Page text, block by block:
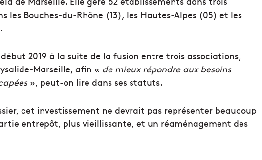
les Bouches-du-Rhône (13), les Hautes-Alpes (05) et les
2019 à la suite de la fusion entre trois associations,
Marseille, afin « de mieux répondre aux besoins
», peut-on lire dans ses statuts.
cet investissement ne devrait pas représenter beaucoup
entrepôt, plus vieillissante, et un réaménagement des